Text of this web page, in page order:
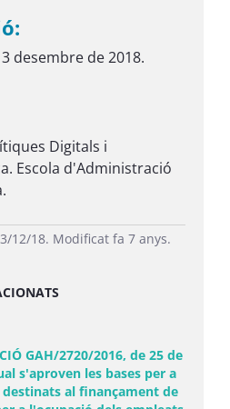
desembre de 2018.
Digitals i
Escola d'Administració
12/18. Modificat fa 7 anys.
GAH/2720/2016, de 25 de
s'aproven les bases per a
al finançament de